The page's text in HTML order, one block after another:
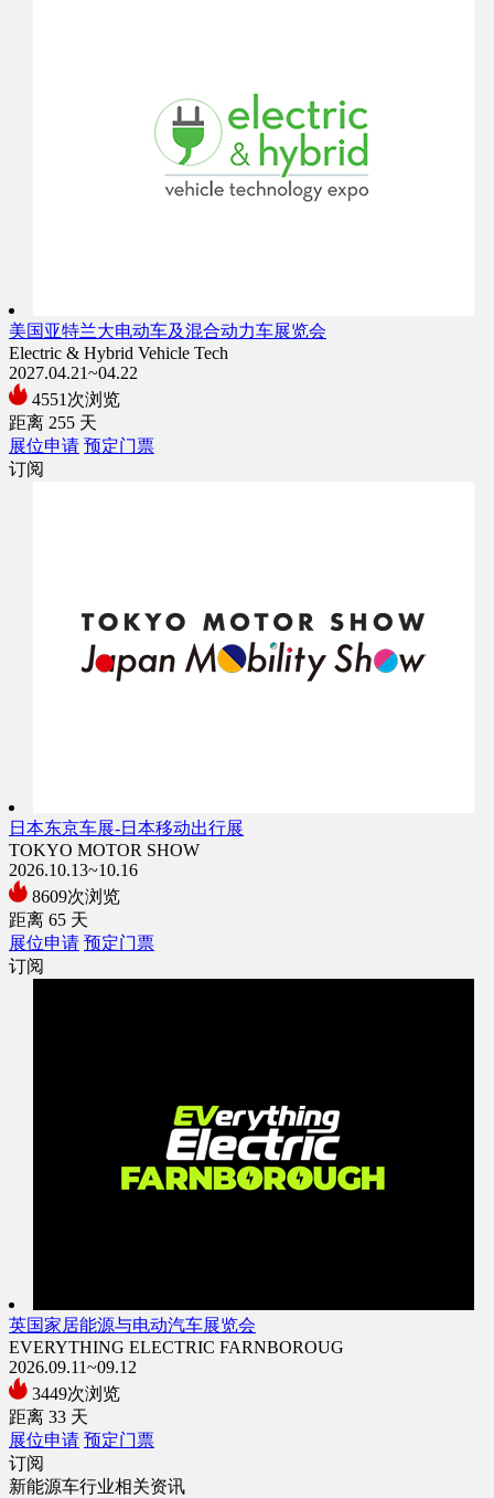
美国亚特兰大电动车及混合动力车展览会
Electric & Hybrid Vehicle Tech
2027.04.21~04.22
4551次浏览
距离 255 天
展位申请 预定门票
订阅
日本东京车展-日本移动出行展
TOKYO MOTOR SHOW
2026.10.13~10.16
8609次浏览
距离 65 天
展位申请 预定门票
订阅
英国家居能源与电动汽车展览会
EVERYTHING ELECTRIC FARNBOROUG
2026.09.11~09.12
3449次浏览
距离 33 天
展位申请 预定门票
订阅
新能源车行业相关资讯